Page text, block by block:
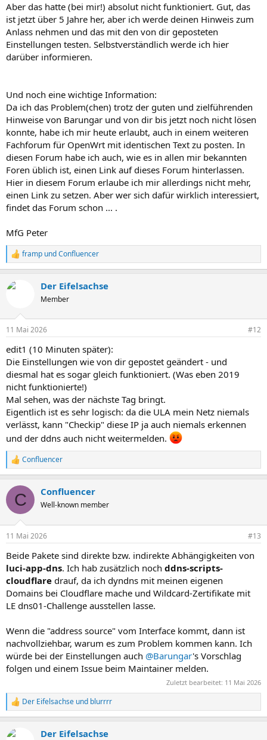
Aber das hatte (bei mir!) absolut nicht funktioniert. Gut, das
ist jetzt über 5 Jahre her, aber ich werde deinen Hinweis zum
Anlass nehmen und das mit den von dir geposteten
Einstellungen testen. Selbstverständlich werde ich hier
darüber informieren.
Und noch eine wichtige Information:
Da ich das Problem(chen) trotz der guten und zielführenden
Hinweise von Barungar und von dir bis jetzt noch nicht lösen
konnte, habe ich mir heute erlaubt, auch in einem weiteren
Fachforum für OpenWrt mit identischen Text zu posten. In
diesen Forum habe ich auch, wie es in allen mir bekannten
Foren üblich ist, einen Link auf dieses Forum hinterlassen.
Hier in diesem Forum erlaube ich mir allerdings nicht mehr,
einen Link zu setzen. Aber wer sich dafür wirklich interessiert,
findet das Forum schon ... .
MfG Peter
R
e
k
e
:
framp undConfluencer
Der Eifelsachse
Member
11 Mai 2026 #12
edit1 (10 Minuten später):
Die Einstellungen wie von dir gepostet geändert - und
diesmal hat es sogar gleich funktioniert. (Was eben 2019
nicht funktionierte!)
Mal sehen, was der nächste Tag bringt.
Eigentlich ist es sehr logisch: da die ULA mein Netz niemals
verlässt, kann "Checkip" diese IP ja auch niemals erkennen
und der ddns auch nicht weitermelden.
R
e
k
i
e
:
Confluencer
C Confluencer
Well-known member
11 Mai 2026 #13
Beide Pakete sind direkte bzw. indirekte Abhängigkeiten von
luci-app-dns. Ich hab zusätzlich noch ddns-scripts-
cloudflare drauf, da ich dyndns mit meinen eigenen
Domains bei Cloudflare mache und Wildcard-Zertifikate mit
LE dns01-Challenge ausstellen lasse.
Wenn die "address source" vom Interface kommt, dann ist
nachvollziehbar, warum es zum Problem kommen kann. Ich
würde bei der Einstellungen auch @Barungar's Vorschlag
folgen und einem Issue beim Maintainer melden.
Zuletzt bearbeitet: 11 Mai 2026
R
e
k
Der Eifelsachse und blurrrr
Der Eifelsachse